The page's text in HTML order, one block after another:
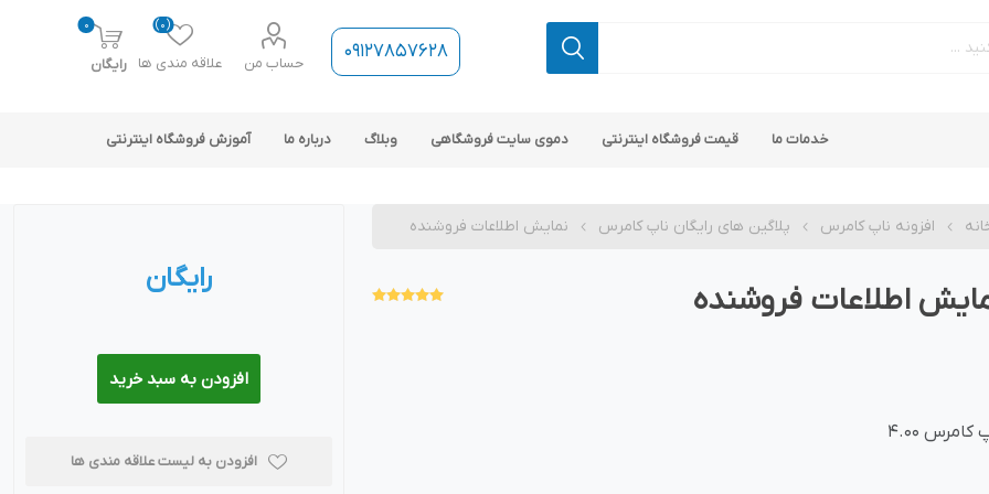
09127857628 حساب من علاقه مندی ها
(0)
0
رایگان
کامرس
ارتباط فروشگاه با نرم افزار
خدمات ما قیمت فروشگاه اینترنتی دموی سایت فروشگاهی وبلاگ درباره ما آموزش فروشگاه اینترنتی
افزونه ناپ کامرس پلاگین های رایگان ناپ کامرس نمایش اطلاعات فروشنده
اطلاعات فروشنده
کامرس 4.00
رایگان
افزودن به سبد خرید
افزودن به لیست علاقه مندی ها